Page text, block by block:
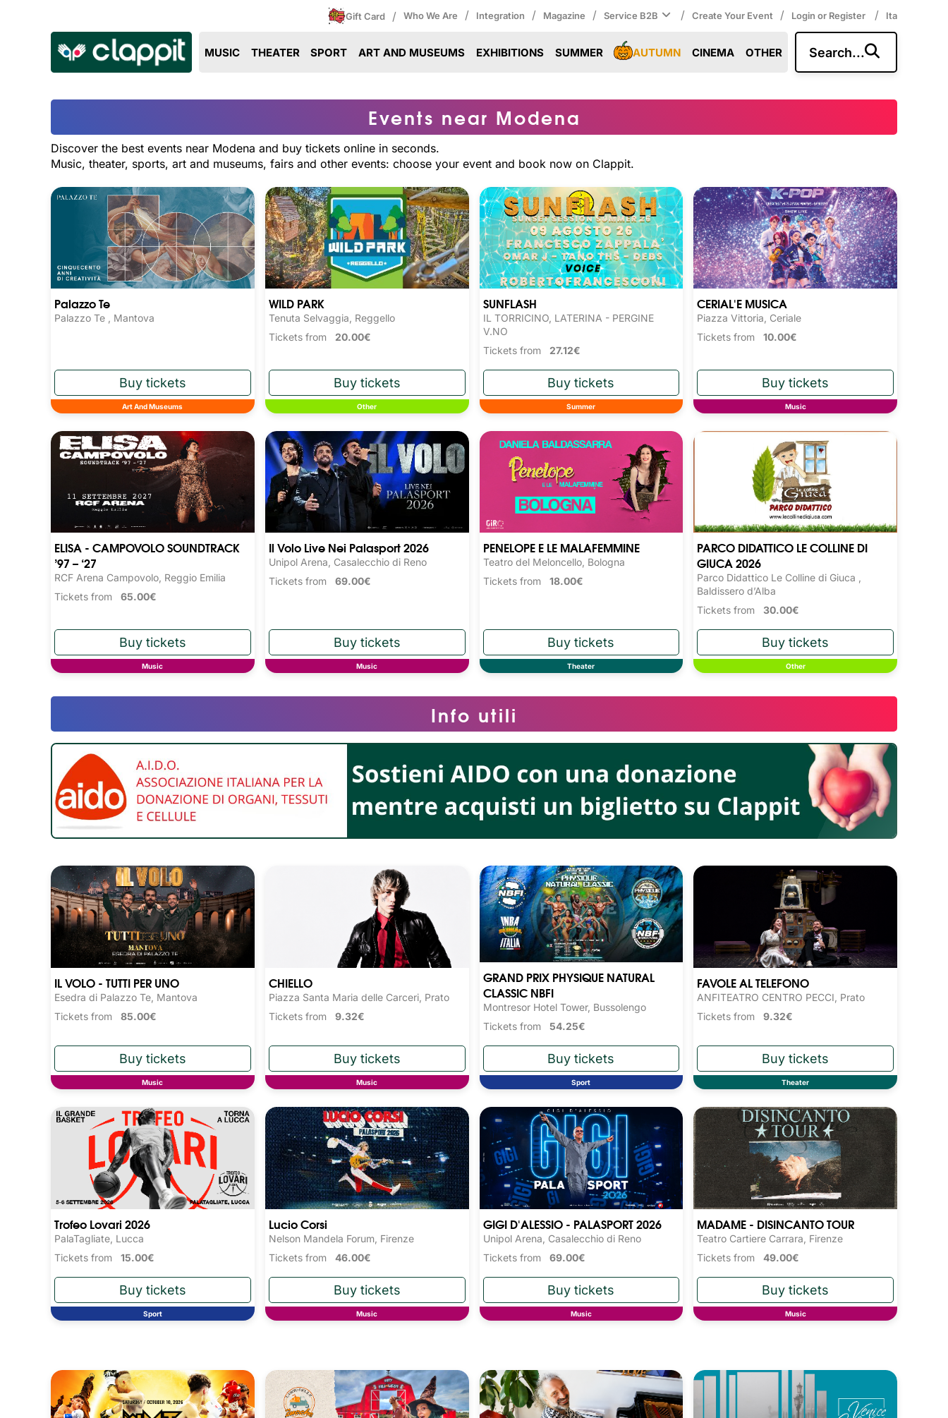
Gift Card / Who We Are / Integration / Magazine / Service B2B / Create Your Event / Login or Register / Ita
MUSIC THEATER SPORT ART AND MUSEUMS EXHIBITIONS SUMMER AUTUMN CINEMA OTHER Search...
Events near Modena
Discover the best events near Modena and buy tickets online in seconds.
Music, theater, sports, art and museums, fairs and other events: choose your event and book now on Clappit.
Palazzo Te
Palazzo Te , Mantova
Art And Museums
WILD PARK
Tenuta Selvaggia, Reggello
Tickets from 20.00€
Other
SUNFLASH
IL TORRICINO, LATERINA - PERGINE
V.NO
Tickets from 27.12€
Summer
CERIAL'E MUSICA
Piazza Vittoria, Ceriale
Tickets from10.00€
Music
ELISA - CAMPOVOLO SOUNDTRACK
’97 – ‘27
RCF Arena Campovolo, Reggio Emilia
Tickets from 65.00€
Music
Il Volo Live Nei Palasport 2026
Unipol Arena, Casalecchio di Reno
Tickets from 69.00€
Music
PENELOPE E LE MALAFEMMINE
Teatro del Meloncello, Bologna
Tickets from 18.00€
Theater
PARCO DIDATTICO LE COLLINE DI
GIUCA 2026
Parco Didattico Le Colline di Giuca ,
Baldissero d’Alba
Tickets from30.00€
Other
IL VOLO - TUTTI PER UNO
Esedra di Palazzo Te, Mantova
Tickets from 85.00€
Music
CHIELLO
Piazza Santa Maria delle Carceri, Prato
Tickets from 9.32€
Music
GRAND PRIX PHYSIQUE NATURAL
CLASSIC NBFI
Montresor Hotel Tower, Bussolengo
Tickets from 54.25€
Sport
FAVOLE AL TELEFONO
ANFITEATRO CENTRO PECCI, Prato
Tickets from9.32€
Theater
Trofeo Lovari 2026
PalaTagliate, Lucca
Tickets from 15.00€
Sport
Lucio Corsi
Nelson Mandela Forum, Firenze
Tickets from 46.00€
Music
GIGI D'ALESSIO - PALASPORT 2026
Unipol Arena, Casalecchio di Reno
Tickets from 69.00€
Music
MADAME - DISINCANTO TOUR
Teatro Cartiere Carrara, Firenze
Tickets from49.00€
Music
Info utili